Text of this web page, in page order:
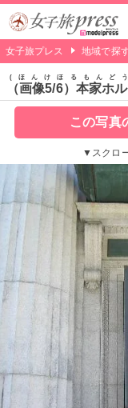
女子旅プレス 地域で探
（画像5/6）本家ホ
ほんけほるもんど
この写真
▼スクロ